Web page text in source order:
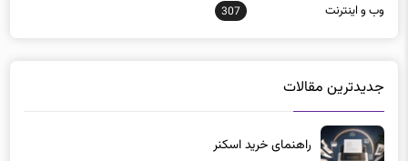
راهنمای خرید اسکنر
1 هفته پیش